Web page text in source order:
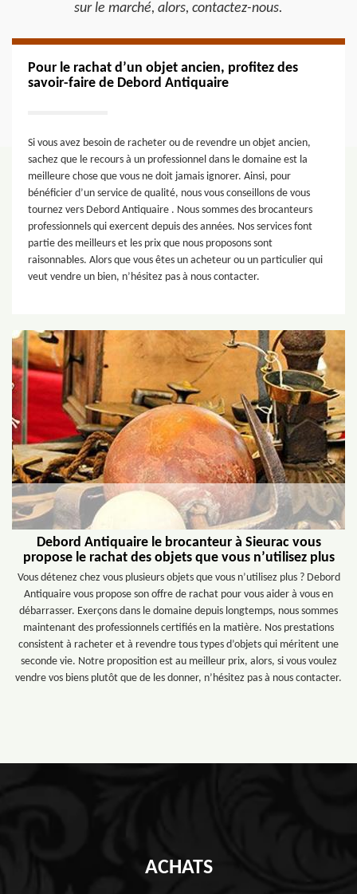
sur le marché, alors, contactez-nous.
Pour le rachat d’un objet ancien, profitez des
savoir-faire de Debord Antiquaire
Si vous avez besoin de racheter ou de revendre un objet ancien,
sachez que le recours à un professionnel dans le domaine est la
meilleure chose que vous ne doit jamais ignorer. Ainsi, pour
bénéficier d’un service de qualité, nous vous conseillons de vous
tournez vers Debord Antiquaire . Nous sommes des brocanteurs
professionnels qui exercent depuis des années. Nos services font
partie des meilleurs et les prix que nous proposons sont
raisonnables. Alors que vous êtes un acheteur ou un particulier qui
veut vendre un bien, n’hésitez pas à nous contacter.
Debord Antiquaire le brocanteur à Sieurac vous
propose le rachat des objets que vous n’utilisez plus
Vous détenez chez vous plusieurs objets que vous n’utilisez plus ? Debord
Antiquaire vous propose son offre de rachat pour vous aider à vous en
débarrasser. Exerçons dans le domaine depuis longtemps, nous sommes
maintenant des professionnels certifiés en la matière. Nos prestations
consistent à racheter et à revendre tous types d’objets qui méritent une
seconde vie. Notre proposition est au meilleur prix, alors, si vous voulez
vendre vos biens plutôt que de les donner, n’hésitez pas à nous contacter.
ACHATS